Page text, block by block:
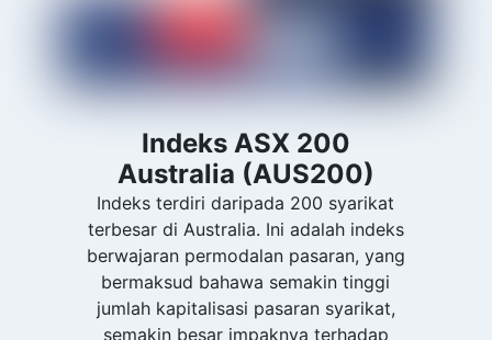
Indeks ASX 200
Australia (AUS200)
Indeks terdiri daripada 200 syarikat
terbesar di Australia. Ini adalah indeks
berwajaran permodalan pasaran, yang
bermaksud bahawa semakin tinggi
jumlah kapitalisasi pasaran syarikat,
semakin besar impaknya terhadap